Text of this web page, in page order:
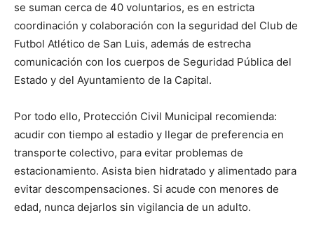
se suman cerca de 40 voluntarios, es en estricta
coordinación y colaboración con la seguridad del Club de
Futbol Atlético de San Luis, además de estrecha
comunicación con los cuerpos de Seguridad Pública del
Estado y del Ayuntamiento de la Capital.
Por todo ello, Protección Civil Municipal recomienda:
acudir con tiempo al estadio y llegar de preferencia en
transporte colectivo, para evitar problemas de
estacionamiento. Asista bien hidratado y alimentado para
evitar descompensaciones. Si acude con menores de
edad, nunca dejarlos sin vigilancia de un adulto.